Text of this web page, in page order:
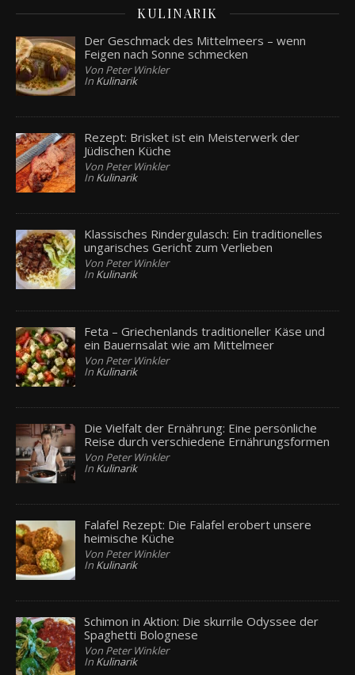
KULINARIK
Der Geschmack des Mittelmeers – wenn
Feigen nach Sonne schmecken
Von Peter Winkler
In Kulinarik
Rezept: Brisket ist ein Meisterwerk der
Jüdischen Küche
Von Peter Winkler
In Kulinarik
Klassisches Rindergulasch: Ein traditionelles
ungarisches Gericht zum Verlieben
Von Peter Winkler
In Kulinarik
Feta – Griechenlands traditioneller Käse und
ein Bauernsalat wie am Mittelmeer
Von Peter Winkler
In Kulinarik
Die Vielfalt der Ernährung: Eine persönliche
Reise durch verschiedene Ernährungsformen
Von Peter Winkler
In Kulinarik
Falafel Rezept: Die Falafel erobert unsere
heimische Küche
Von Peter Winkler
In Kulinarik
Schimon in Aktion: Die skurrile Odyssee der
Spaghetti Bolognese
Von Peter Winkler
In Kulinarik